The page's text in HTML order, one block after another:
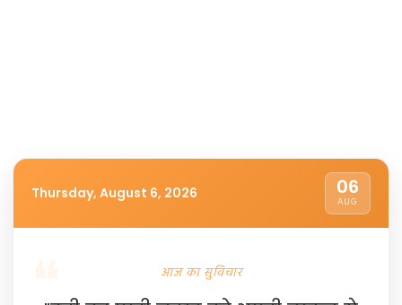
Thursday, August 6, 2026 06
AUG
आज का सुविचार